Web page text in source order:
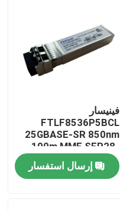
فينيسار
FTLF8536P5BCL
25GBASE-SR 850nm
100m MMF SFP28-
25G-SR وحدة المرسل
البصريإرسال استفسار